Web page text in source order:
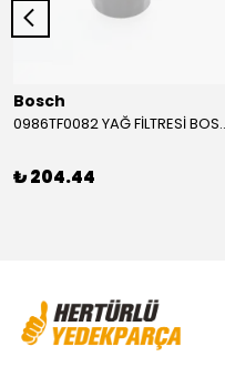
Bosch
0986TF0082
₺ 204.44